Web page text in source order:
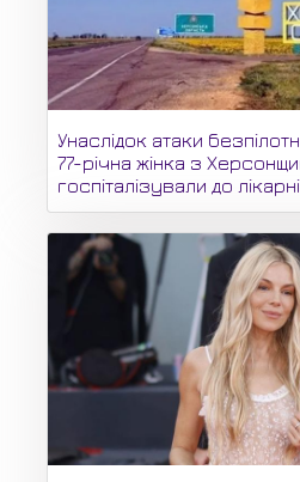
Унаслідок атаки
77-річна жінка з
госпіталізували до